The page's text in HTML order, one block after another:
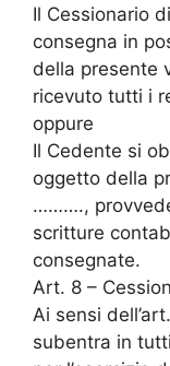
Il Cessionario
consegna in
della presente
ricevuto tutti i
oppure
Il Cedente si
oggetto della
……….,
scritture
consegnate.
Art. 8 –
Ai sensi
subentra in